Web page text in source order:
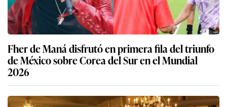
Fher de Maná disfrutó en primera fila del triunfo
de México sobre Corea del Sur en el Mundial
2026